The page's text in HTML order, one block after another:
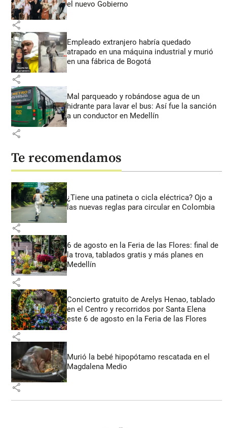
el nuevo Gobierno
share
Empleado extranjero habría quedado
atrapado en una máquina industrial y murió
en una fábrica de Bogotá
share
Mal parqueado y robándose agua de un
hidrante para lavar el bus: Así fue la sanción
a un conductor en Medellín
share
Te recomendamos
¿Tiene una patineta o cicla eléctrica? Ojo a
las nuevas reglas para circular en Colombia
share
6 de agosto en la Feria de las Flores: final de
la trova, tablados gratis y más planes en
Medellín
share
Concierto gratuito de Arelys Henao, tablado
en el Centro y recorridos por Santa Elena
este 6 de agosto en la Feria de las Flores
share
Murió la bebé hipopótamo rescatada en el
Magdalena Medio
share